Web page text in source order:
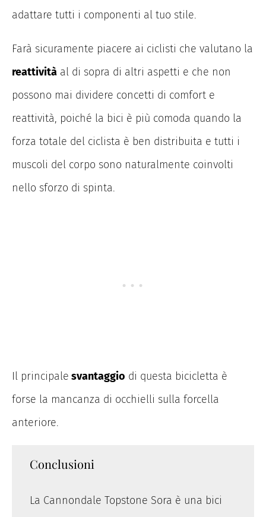
adattare tutti i componenti al tuo stile.
Farà sicuramente piacere ai ciclisti che valutano la
reattività al di sopra di altri aspetti e che non
possono mai dividere concetti di comfort e
reattività, poiché la bici è più comoda quando la
forza totale del ciclista è ben distribuita e tutti i
muscoli del corpo sono naturalmente coinvolti
nello sforzo di spinta.
Il principale svantaggio di questa bicicletta è
forse la mancanza di occhielli sulla forcella
anteriore.
Conclusioni
La Cannondale Topstone Sora è una bici